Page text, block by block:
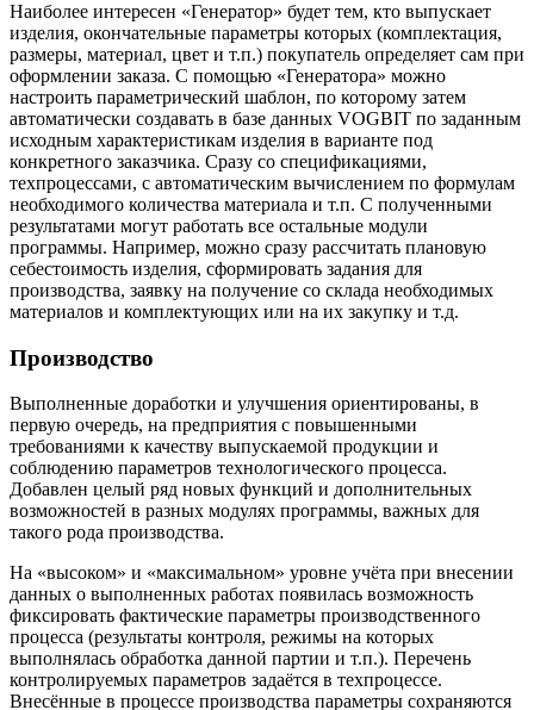
Наиболее интересен «Генератор» будет тем, кто выпускает
изделия, окончательные параметры которых (комплектация,
размеры, материал, цвет и т.п.) покупатель определяет сам при
оформлении заказа. С помощью «Генератора» можно
настроить параметрический шаблон, по которому затем
автоматически создавать в базе данных VOGBIT по заданным
исходным характеристикам изделия в варианте под
конкретного заказчика. Сразу со спецификациями,
техпроцессами, с автоматическим вычислением по формулам
необходимого количества материала и т.п. С полученными
результатами могут работать все остальные модули
программы. Например, можно сразу рассчитать плановую
себестоимость изделия, сформировать задания для
производства, заявку на получение со склада необходимых
материалов и комплектующих или на их закупку и т.д.
Производство
Выполненные доработки и улучшения ориентированы, в
первую очередь, на предприятия с повышенными
требованиями к качеству выпускаемой продукции и
соблюдению параметров технологического процесса.
Добавлен целый ряд новых функций и дополнительных
возможностей в разных модулях программы, важных для
такого рода производства.
На «высоком» и «максимальном» уровне учёта при внесении
данных о выполненных работах появилась возможность
фиксировать фактические параметры производственного
процесса (результаты контроля, режимы на которых
выполнялась обработка данной партии и т.п.). Перечень
контролируемых параметров задаётся в техпроцессе.
Внесённые в процессе производства параметры сохраняются